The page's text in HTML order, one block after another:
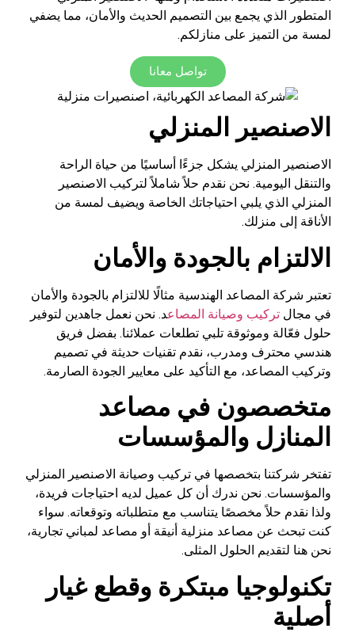
المتطور الذي يجمع بين التصميم الحديث والأمان، مما يضفي
لمسة من التميز على منازلكم.
تواصل معانا
الاصنصير المنزلي
الاصنصير المنزلي يشكل جزءًا أساسيًا من حياة الراحة
والتنقل اليومية. نحن نقدم حلاً شاملاً لتركيب الاصنصير
المنزلي الذي يلبي احتياجاتك الخاصة ويضيف لمسة من
الأناقة إلى منزلك.
الالتزام بالجودة والأمان
تعتبر شركة المصاعد الهندسية مثالًا للالتزام بالجودة والأمان
في مجال تركيب وصيانة المصاعد. نحن نعمل جاهدين لتوفير
حلول فعّالة وموثوقة تلبي تطلعات عملائنا. بفضل فريق
هندسي محترف ومدرب، نقدم تقنيات حديثة في تصميم
وتركيب المصاعد، مع التأكيد على معايير الجودة الصارمة.
متخصصون في مصاعد
المنازل والمؤسسات
تفتخر شركتنا بتخصصها في تركيب وصيانة الاصنصير المنزلي
والمؤسسات. نحن ندرك أن كل عميل لديه احتياجات فريدة،
ولذا نقدم حلاً مخصصًا يتناسب مع متطلباته وتوقعاته. سواء
كنت تبحث عن مصاعد منزلية أنيقة أو مصاعد لمباني تجارية،
نحن هنا لتقديم الحلول المثلى.
تكنولوجيا مبتكرة وقطع غيار
أصلية